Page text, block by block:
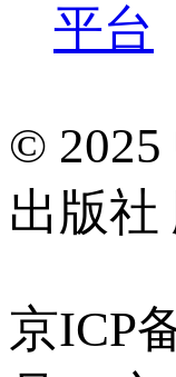
平台
© 2025
出版社
京ICP